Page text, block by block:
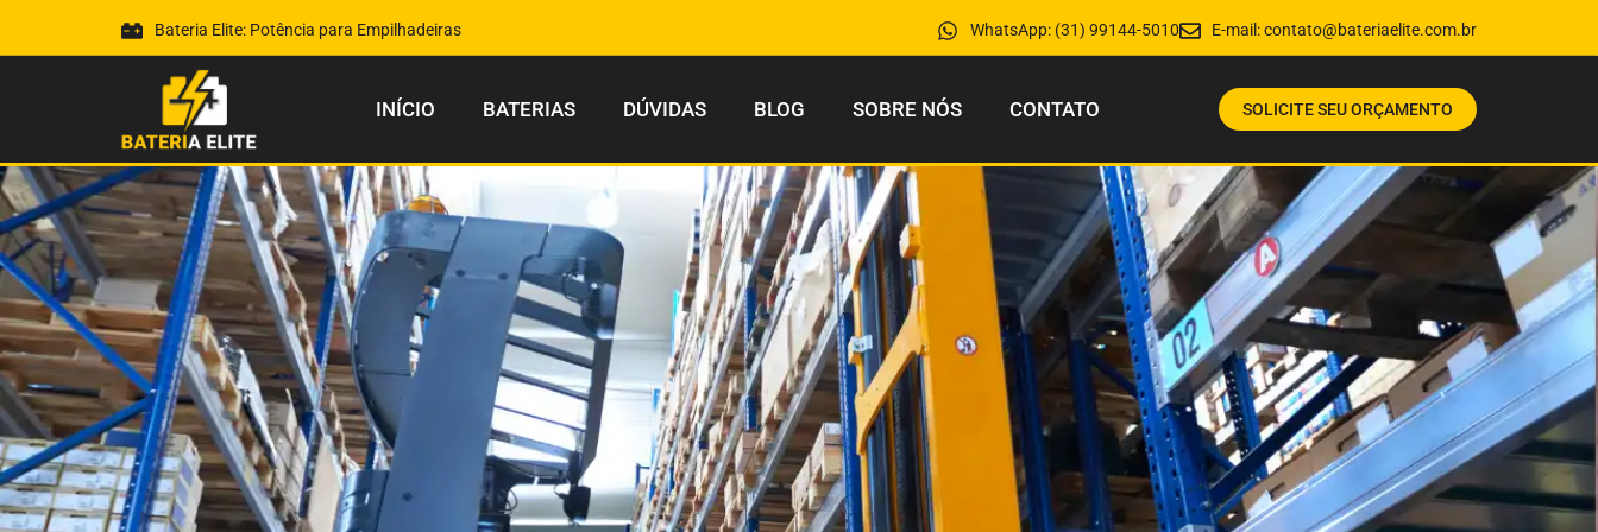
Bateria Elite: Potência para Empilhadeiras WhatsApp: (31) 99144-5010 E-mail:contato@bateriaelite.com.br
INÍCIO BATERIAS DÚVIDAS BLOG SOBRE NÓS CONTATO SOLICITE SEU ORÇAMENTO